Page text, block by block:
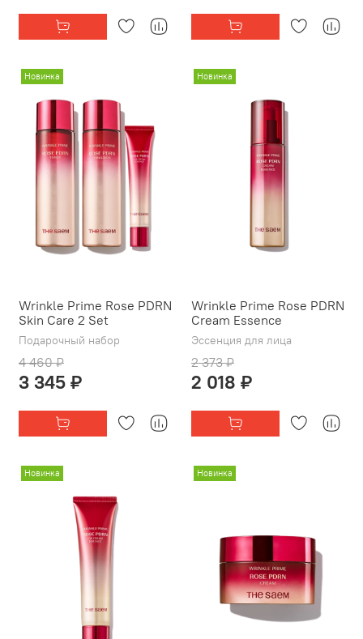
Новинка
Wrinkle Prime Rose PDRN
Skin Care 2 Set
Подарочный набор
4 460 ₽
3 345 ₽
Новинка
Wrinkle Prime Rose PDRN
Cream Essence
Эссенция для лица
2 373 ₽
2 018 ₽
Новинка Новинка